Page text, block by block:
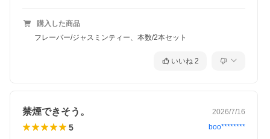
購入した商品
フレーバー/ジャスミンティー、本数/2本セット
いいね 2
禁煙できそう。 2026/7/16
5 boo********